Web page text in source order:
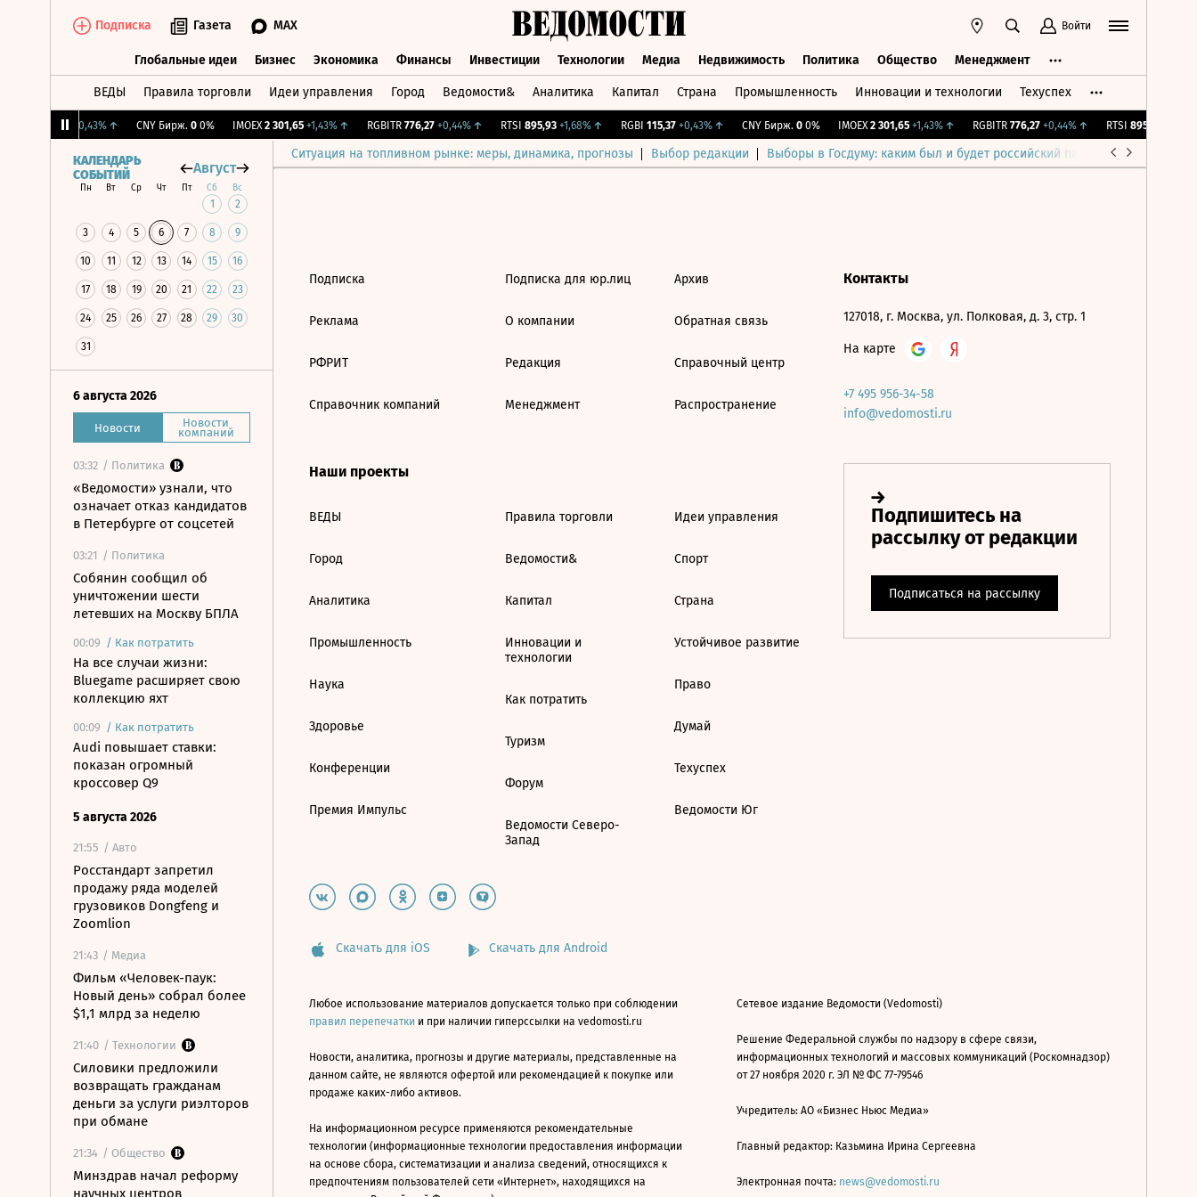
Подписка Газета MAX Войти
Глобальные идеи Бизнес Экономика Финансы Инвестиции Технологии Медиа Недвижимость Политика Общество Менеджмент
ВЕДЫ Правила торговли Идеи управления Город Ведомости& Аналитика Капитал Страна Промышленность Инновации и технологии Техуспех
+0,43%↑ CNY Бирж. 0 0% IMOEX 2 301,65 +1,43%↑ RGBITR 776,27 +0,44%↑ RTSI 895,93 +1,68%↑ RGBI 115,37 +0,43%↑ CNY Бирж. 0 0% IMOEX 2 301,65 +1,43%↑ RGBITR 776,27 +0,44%↑ RTSI 895,93
Ситуация на топливном рынке: меры, динамика, прогнозы Выбор редакции Выборы в Госдуму: каким был и будет российский парламент
КАЛЕНДАРЬ
СОБЫТИЙ
Август
Пн Вт Ср Чт Пт Сб Вс
1 2
3 4 5 6 7 8 9
10 11 12 13 14 15 16
17 18 19 20 21 22 23
24 25 26 27 28 29 30
31
6 августа 2026
Новости Новости
компаний
03:32 / Политика
«Ведомости» узнали, что
означает отказ кандидатов
в Петербурге от соцсетей
03:21 / Политика
Собянин сообщил об
уничтожении шести
летевших на Москву БПЛА
00:09 / Как потратить
На все случаи жизни:
Bluegame расширяет свою
коллекцию яхт
00:09 / Как потратить
Audi повышает ставки:
показан огромный
кроссовер Q9
5 августа 2026
21:55 / Авто
Росстандарт запретил
продажу ряда моделей
грузовиков Dongfeng и
Zoomlion
21:43 / Медиа
Фильм «Человек-паук:
Новый день» собрал более
$1,1 млрд за неделю
21:40 / Технологии
Силовики предложили
возвращать гражданам
деньги за услуги риэлторов
при обмане
21:34 / Общество
Минздрав начал реформу
научных центров
Подписка
Реклама
РФРИТ
Справочник компаний
Подписка для юр.лиц
О компании
Редакция
Менеджмент
Архив
Обратная связь
Справочный центр
Распространение
Наши проекты
ВЕДЫ
Город
Аналитика
Промышленность
Наука
Здоровье
Конференции
Премия Импульс
Правила торговли
Ведомости&
Капитал
Инновации и
технологии
Как потратить
Туризм
Форум
Ведомости Северо-
Запад
Идеи управления
Спорт
Страна
Устойчивое развитие
Право
Думай
Техуспех
Ведомости Юг
Контакты
127018, г. Москва, ул. Полковая, д. 3, стр. 1
На карте
+7 495 956-34-58
info@vedomosti.ru
Скачать для iOS Скачать для Android
Любое использование материалов допускается только при соблюдении
правил перепечатки и при наличии гиперссылки на vedomosti.ru
Новости, аналитика, прогнозы и другие материалы, представленные на
данном сайте, не являются офертой или рекомендацией к покупке или
продаже каких-либо активов.
На информационном ресурсе применяются рекомендательные
технологии (информационные технологии предоставления информации
на основе сбора, систематизации и анализа сведений, относящихся к
предпочтениям пользователей сети «Интернет», находящихся на
Сетевое издание Ведомости (Vedomosti)
Решение Федеральной службы по надзору в сфере связи,
информационных технологий и массовых коммуникаций (Роскомнадзор)
от 27 ноября 2020 г. ЭЛ № ФС 77-79546
Учредитель: АО «Бизнес Ньюс Медиа»
Главный редактор: Казьмина Ирина Сергеевна
Электронная почта: news@vedomosti.ru